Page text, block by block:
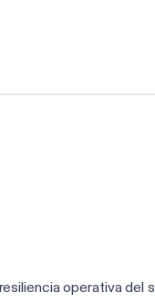
operativa del